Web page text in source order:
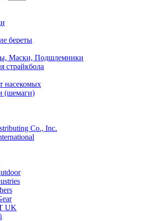
береты
Маски, Подшлемники
страйкбола
насекомых
(шемаги)
Co., Inc.
UK